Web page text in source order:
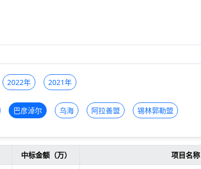
2022年 2021年
巴彦淖尔 乌海 阿拉善盟 锡林郭勒盟
中标金额（万） 项目名称